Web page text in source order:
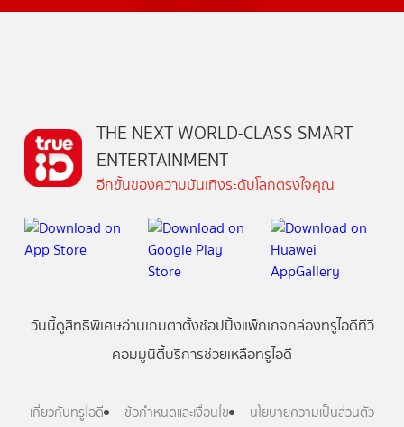
THE NEXT WORLD-CLASS SMART
ENTERTAINMENT
อีกขั้นของความบันเทิงระดับโลกตรงใจคุณ
วันนี้ดูสิทธิพิเศษอ่านเกมตาตั้งช้อปปิ้งแพ็กเกจกล่องทรูไอดีทีวี
คอมมูนิตี้บริการช่วยเหลือทรูไอดี
เกี่ยวกับทรูไอดี ข้อกำหนดและเงื่อนไข นโยบายความเป็นส่วนตัว